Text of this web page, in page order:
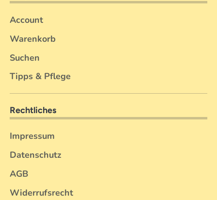
Account
Warenkorb
Suchen
Tipps & Pflege
Rechtliches
Impressum
Datenschutz
AGB
Widerrufsrecht